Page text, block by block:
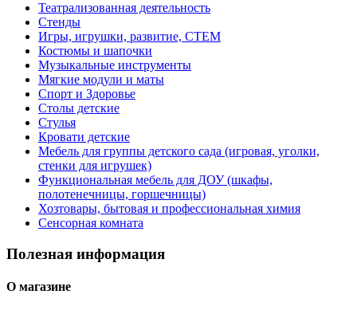
Театрализованная деятельность
Стенды
Игры, игрушки, развитие, СТЕМ
Костюмы и шапочки
Музыкальные инструменты
Мягкие модули и маты
Спорт и Здоровье
Столы детские
Стулья
Кровати детские
Мебель для группы детского сада (игровая, уголки,
стенки для игрушек)
Функциональная мебель для ДОУ (шкафы,
полотенечницы, горшечницы)
Хозтовары, бытовая и профессиональная химия
Сенсорная комната
Полезная информация
О магазине